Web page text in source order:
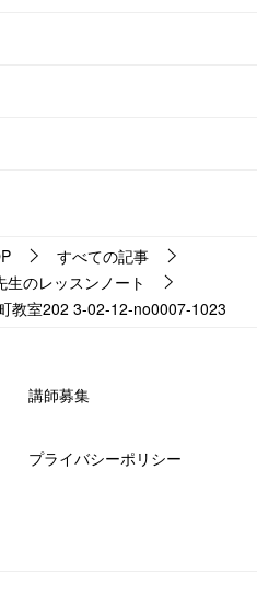
すべての記事
生のレッスンノート
教室202 3-02-12-­no0007-­1023
講師募集
プライバシーポリシー